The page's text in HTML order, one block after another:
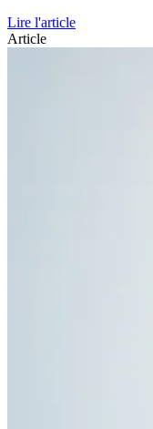
Lire l'article
Article